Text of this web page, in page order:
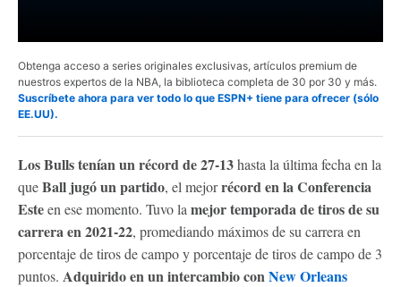
Obtenga acceso a series originales exclusivas, artículos premium de
nuestros expertos de la NBA, la biblioteca completa de 30 por 30 y más.
Suscríbete ahora para ver todo lo que ESPN+ tiene para ofrecer (sólo
EE.UU).
Los Bulls tenían un récord de 27-13hasta la última fecha en la
queBall jugó un partido, el mejorrécord en la Conferencia
Esteen ese momento. Tuvo lamejor temporada de tiros de su
carrera en 2021-22, promediando máximos de su carrera en
porcentaje de tiros de campo y porcentaje de tiros de campo de 3
puntos. Adquirido en un intercambio conNew Orleans